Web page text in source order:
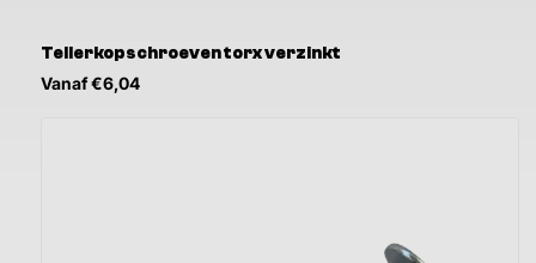
Tellerkopschroeven torx verzinkt
Vanaf €6,04